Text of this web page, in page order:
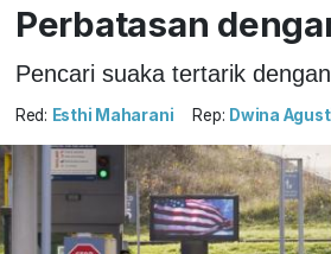
Perbatasan
Pencari suaka tertarik
Red: Esthi Maharani Rep: Dwina